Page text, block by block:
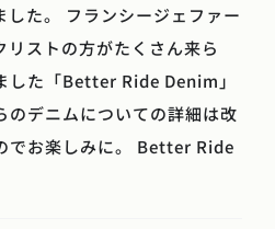
した。 フランシージェファー
リストの方がたくさん来ら
した「Better Ride Denim」
のデニムについての詳細は改
でお楽しみに。 Better Ride